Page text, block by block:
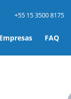
FAQ
+55 15 3500 8175